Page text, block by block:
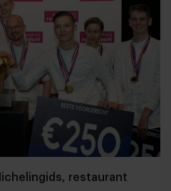
restaurant